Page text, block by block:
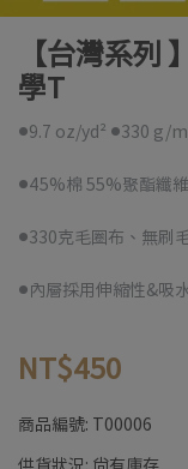
【台灣系列
學T
●9.7 oz/yd² ●330 g/
●45%棉 55%聚酯纖維
●330克毛圈布、無刷
●內層採用伸縮性&吸
NT$450
商品編號: T00006
供貨狀況: 尚有庫存